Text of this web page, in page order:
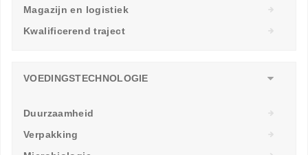
Magazijn en logistiek
Kwalificerend traject
VOEDINGSTECHNOLOGIE
Duurzaamheid
Verpakking